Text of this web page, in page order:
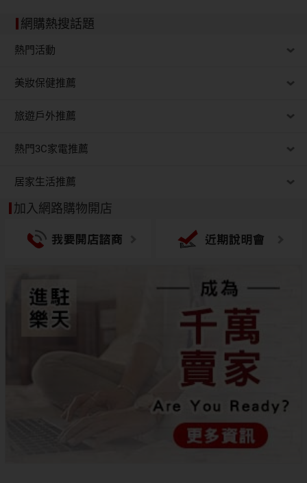
網購熱搜話題
熱門活動
美妝保健推薦
旅遊戶外推薦
熱門3C家電推薦
居家生活推薦
加入網路購物開店